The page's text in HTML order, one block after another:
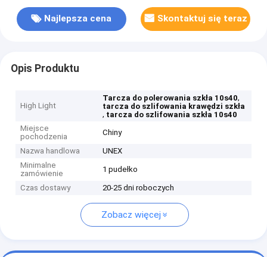
Najlepsza cena Skontaktuj się teraz
Opis Produktu
High Light
Tarcza do polerowania szkła 10s40,
tarcza do szlifowania krawędzi szkła
, tarcza do szlifowania szkła 10s40
Miejsce
pochodzenia
Chiny
Nazwa handlowa
UNEX
Minimalne
zamówienie
1 pudełko
Czas dostawy 20-25 dni roboczych
Zobacz więcej